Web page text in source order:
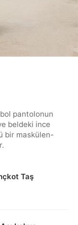
bol pantolonun
beldeki ince
bir maskülen-
Taş